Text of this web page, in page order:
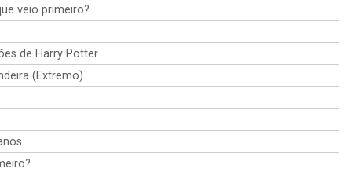
veio primeiro?
de Harry Potter
(Extremo)